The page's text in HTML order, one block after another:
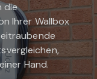
die
Ihrer Wallbox
Hand.